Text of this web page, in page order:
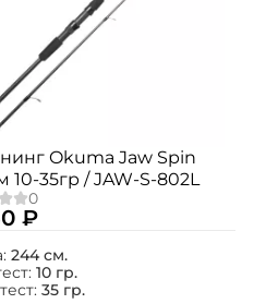
Okuma Jaw Spin
10-35гр / JAW-S-802L
₽
244 см.
10 гр.
35 гр.